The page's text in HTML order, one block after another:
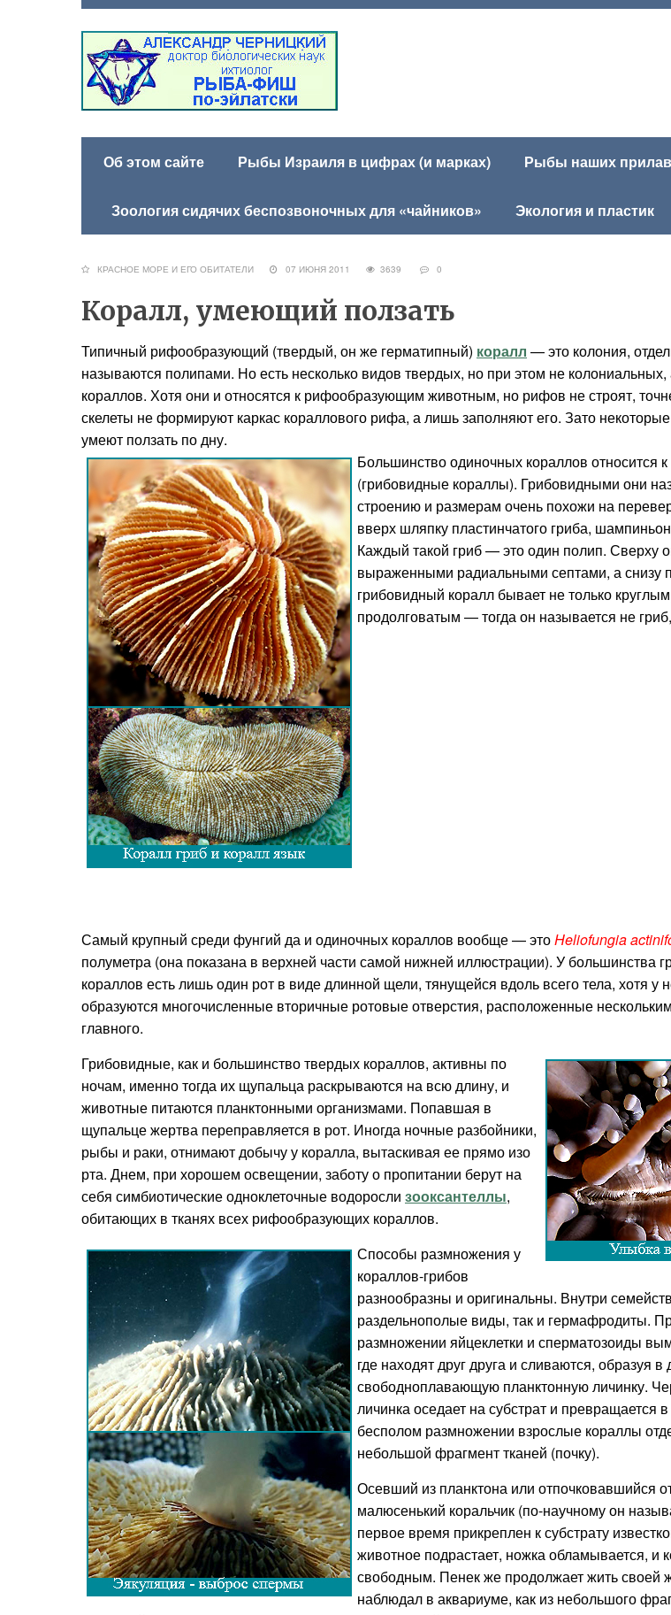
Об этом сайте Рыбы Израиля в цифрах (и марках) Рыбы наших
Зоология сидячих беспозвоночных для «чайников» Экология и пластик
КРАСНОЕ МОРЕ И ЕГО ОБИТАТЕЛИ 07 ИЮНЯ 2011 3639 0
Коралл, умеющий ползать
Типичный рифообразующий (твердый, он же герматипный) коралл — это колония,
называются полипами. Но есть несколько видов твердых, но при этом не
кораллов. Хотя они и относятся к рифообразующим животным, но рифов не строят,
скелеты не формируют каркас кораллового рифа, а лишь заполняют его. Зато некоторые
умеют ползать по дну.
Большинство одиночных кораллов относится
(грибовидные кораллы). Грибовидными они
строению и размерам очень похожи на
вверх шляпку пластинчатого гриба,
Каждый такой гриб — это один полип. Сверху
выраженными радиальными септами, а снизу
грибовидный коралл бывает не только
продолговатым — тогда он называется не
Самый крупный среди фунгий да и одиночных кораллов вообще — этоHeliofungia
полуметра (она показана в верхней части самой нижней иллюстрации). У большинства
кораллов есть лишь один рот в виде длинной щели, тянущейся вдоль всего тела, хотя у
образуются многочисленные вторичные ротовые отверстия, расположенные
главного.
Грибовидные, как и большинство твердых кораллов, активны по
ночам, именно тогда их щупальца раскрываются на всю длину, и
животные питаются планктонными организмами. Попавшая в
щупальце жертва переправляется в рот. Иногда ночные разбойники,
рыбы и раки, отнимают добычу у коралла, вытаскивая ее прямо изо
рта. Днем, при хорошем освещении, заботу о пропитании берут на
себя симбиотические одноклеточные водоросли зооксантеллы,
обитающих в тканях всех рифообразующих кораллов.
Способы размножения у
кораллов-грибов
разнообразны и оригинальны. Внутри
раздельнополые виды, так и гермафродиты.
размножении яйцеклетки и сперматозоиды
где находят друг друга и сливаются, образуя
свободноплавающую планктонную личинку.
личинка оседает на субстрат и превращается
бесполом размножении взрослые кораллы
небольшой фрагмент тканей (почку).
Осевший из планктона или отпочковавшийся
малюсенький коральчик (по-научному он
первое время прикреплен к субстрату
животное подрастает, ножка обламывается, и
свободным. Пенек же продолжает жить своей
наблюдал в аквариуме, как из небольшого